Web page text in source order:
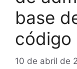
base
código
10 de abril de